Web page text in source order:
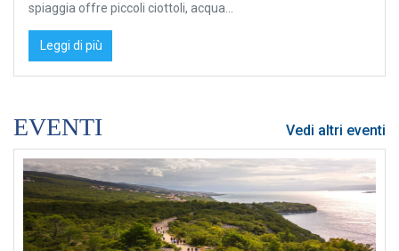
spiaggia offre piccoli ciottoli, acqua...
Leggi di più
EVENTI Vedi altri eventi